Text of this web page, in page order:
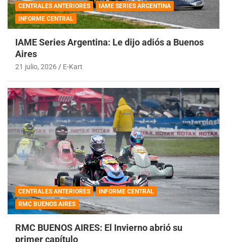
CENTRALES ANTERIORES
IAME SERIES ARGENTINA
INFORME CENTRAL
IAME Series Argentina: Le dijo adiós a Buenos
Aires
21 julio, 2026 E-Kart
CENTRALES ANTERIORES
INFORME CENTRAL
RMC BUENOS AIRES
RMC BUENOS AIRES: El Invierno abrió su
primer capítulo